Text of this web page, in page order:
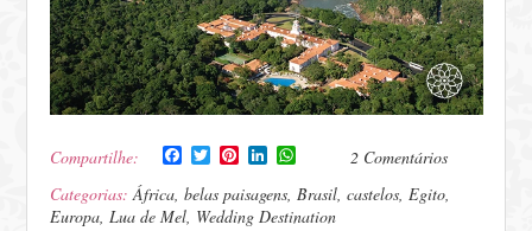
Compartilhe: Facebook
TwitterPinterestLinkedInWhatsApp2 Comentários
Categorias:África,belas paisagens,Brasil,castelos,Egito,
Europa,Lua de Mel, Wedding Destination